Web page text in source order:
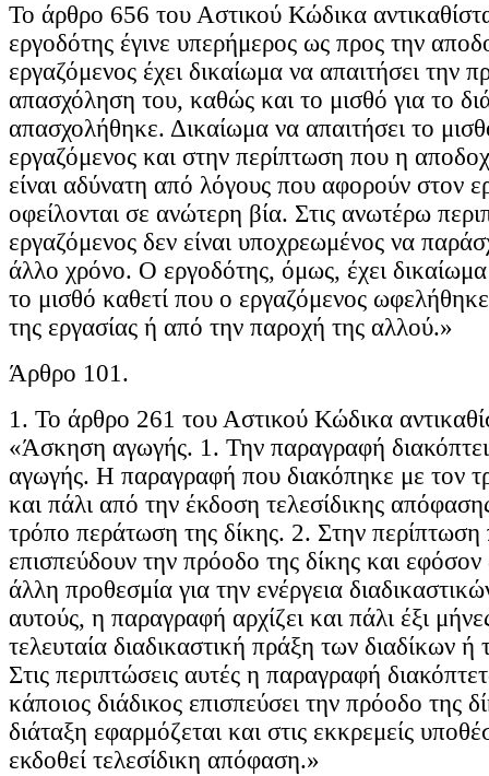
Το άρθρο 656 του Αστικού Κώδικα
εργοδότης έγινε υπερήμερος ως προς την
εργαζόμενος έχει δικαίωμα να απαιτήσει την
απασχόληση του, καθώς και το μισθό για το
απασχολήθηκε. Δικαίωμα να απαιτήσει το
εργαζόμενος και στην περίπτωση που η
είναι αδύνατη από λόγους που αφορούν στον
οφείλονται σε ανώτερη βία. Στις ανωτέρω
εργαζόμενος δεν είναι υποχρεωμένος να
άλλο χρόνο. Ο εργοδότης, όμως, έχει
το μισθό καθετί που ο εργαζόμενος
της εργασίας ή από την παροχή της αλλού.»
Άρθρο 101.
1. Το άρθρο 261 του Αστικού Κώδικα
«Άσκηση αγωγής. 1. Την παραγραφή
αγωγής. Η παραγραφή που διακόπηκε με τον
και πάλι από την έκδοση τελεσίδικης
τρόπο περάτωση της δίκης. 2. Στην περίπτωση
επισπεύδουν την πρόοδο της δίκης και εφόσον
άλλη προθεσμία για την ενέργεια
αυτούς, η παραγραφή αρχίζει και πάλι έξι
τελευταία διαδικαστική πράξη των διαδίκων ή
Στις περιπτώσεις αυτές η παραγραφή
κάποιος διάδικος επισπεύσει την πρόοδο της
διάταξη εφαρμόζεται και στις εκκρεμείς
εκδοθεί τελεσίδικη απόφαση.»